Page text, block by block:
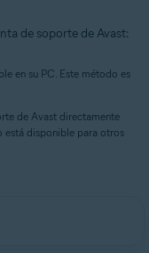
de soporte de Avast:
en su PC. Este método es
de Avast directamente
está disponible para otros